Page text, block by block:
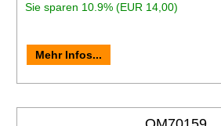
Sie sparen 10.9% (EUR 14,00)
Mehr Infos...